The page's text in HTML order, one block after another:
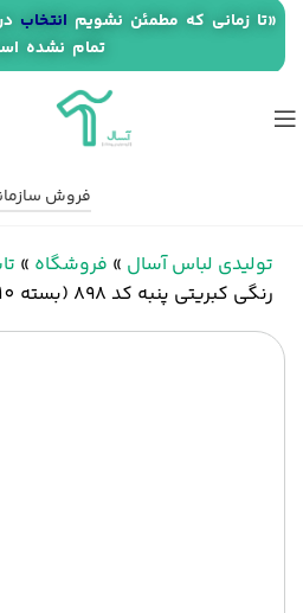
فروش
تولیدی لباس آسال » فروشگاه »
رنگی کبریتی پنبه کد 898 (بسته 10 عددی)
«تا زمانی که مطمئن نشویم انتخاب
تمام نشده